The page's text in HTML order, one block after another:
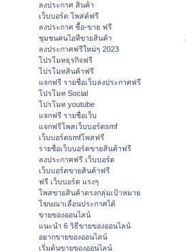
ลงประกาศ สินค้า
เว็บบอร์ด โพสต์ฟรี
ลงประกาศ ซื้อ-ขาย ฟรี
ชุมชนคนไอทีขายสินค้า
ลงประกาศฟรีใหม่ๆ 2023
โปรโมทธุรกิจฟรี
โปรโมทสินค้าฟรี
แจกฟรี รายชื่อเว็บลงประกาศฟรี
โปรโมท Social
โปรโมท youtube
แจกฟรี รายชื่อเว็บ
แจกฟรีโพสเว็บบอร์ดsmf
เว็บบอร์ดsmfโพสฟรี
รายชื่อเว็บบอร์ดขายสินค้าฟรี
ลงประกาศฟรี เว็บบอร์ด
เว็บบอร์ดขายสินค้าฟรี
ฟรี เว็บบอร์ด แรงๆ
โพสขายสินค้าตรงกลุ่มเป้าหมาย
โฆษณาเลื่อนประกาศได้
ขายของออนไลน์
แนะนำ 6 วิธีขายของออนไลน์
อยากขายของออนไลน์
เริ่มต้นขายของออนไลน์